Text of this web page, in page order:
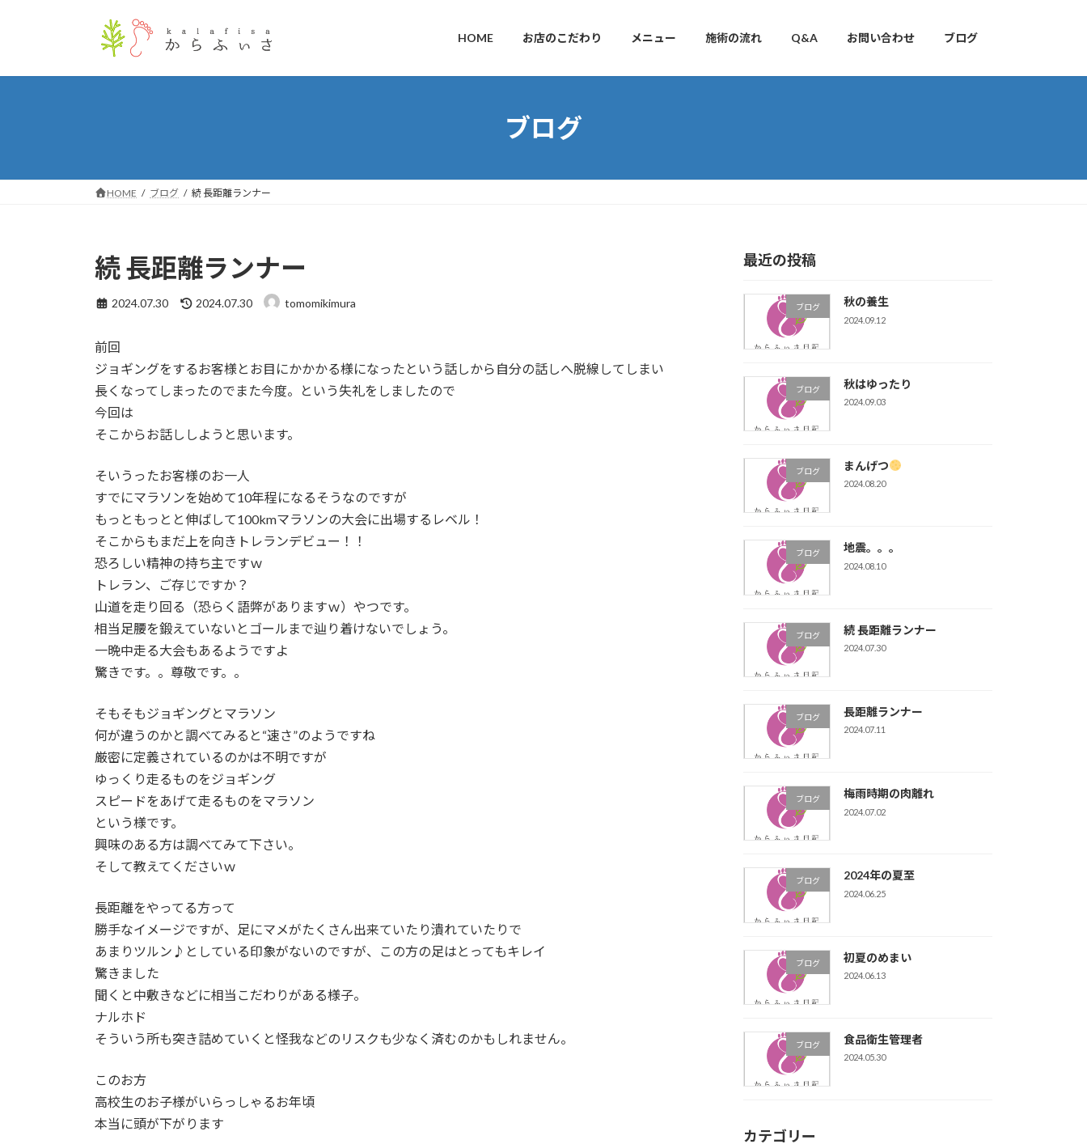
プ
動
HOME お店のこだわり メニュー 施術の流れ Q&A お問い合わせ ブログ
ブログ
HOME ブログ 続 長距離ランナー
続 長距離ランナー
2024.07.30
最
日
:
2024.07.30 tomomikimura
前回
ジョギングをするお客様とお目にかかかる様になったという話しから自分の話しへ脱線してしまい
長くなってしまったのでまた今度。という失礼をしましたので
今回は
そこからお話ししようと思います。
そいうったお客様のお一人
すでにマラソンを始めて10年程になるそうなのですが
もっともっとと伸ばして100kmマラソンの大会に出場するレベル！
そこからもまだ上を向きトレランデビュー！！
恐ろしい精神の持ち主ですｗ
トレラン、ご存じですか？
山道を走り回る（恐らく語弊がありますｗ）やつです。
相当足腰を鍛えていないとゴールまで辿り着けないでしょう。
一晩中走る大会もあるようですよ
驚きです。。尊敬です。。
そもそもジョギングとマラソン
何が違うのかと調べてみると“速さ”のようですね
厳密に定義されているのかは不明ですが
ゆっくり走るものをジョギング
スピードをあげて走るものをマラソン
という様です。
興味のある方は調べてみて下さい。
そして教えてくださいｗ
長距離をやってる方って
勝手なイメージですが、足にマメがたくさん出来ていたり潰れていたりで
あまりツルン♪としている印象がないのですが、この方の足はとってもキレイ
驚きました
聞くと中敷きなどに相当こだわりがある様子。
ナルホド
そういう所も突き詰めていくと怪我などのリスクも少なく済むのかもしれません。
このお方
高校生のお子様がいらっしゃるお年頃
本当に頭が下がります
最近の投稿
ブログ 秋の養生
2024.09.12
ブログ 秋はゆったり
2024.09.03
ブログ まんげつ
2024.08.20
ブログ 地震。。。
2024.08.10
ブログ 続 長距離ランナー
2024.07.30
ブログ 長距離ランナー
2024.07.11
ブログ 梅雨時期の肉離れ
2024.07.02
ブログ 2024年の夏至
2024.06.25
ブログ 初夏のめまい
2024.06.13
ブログ 食品衛生管理者
2024.05.30
カテゴリー